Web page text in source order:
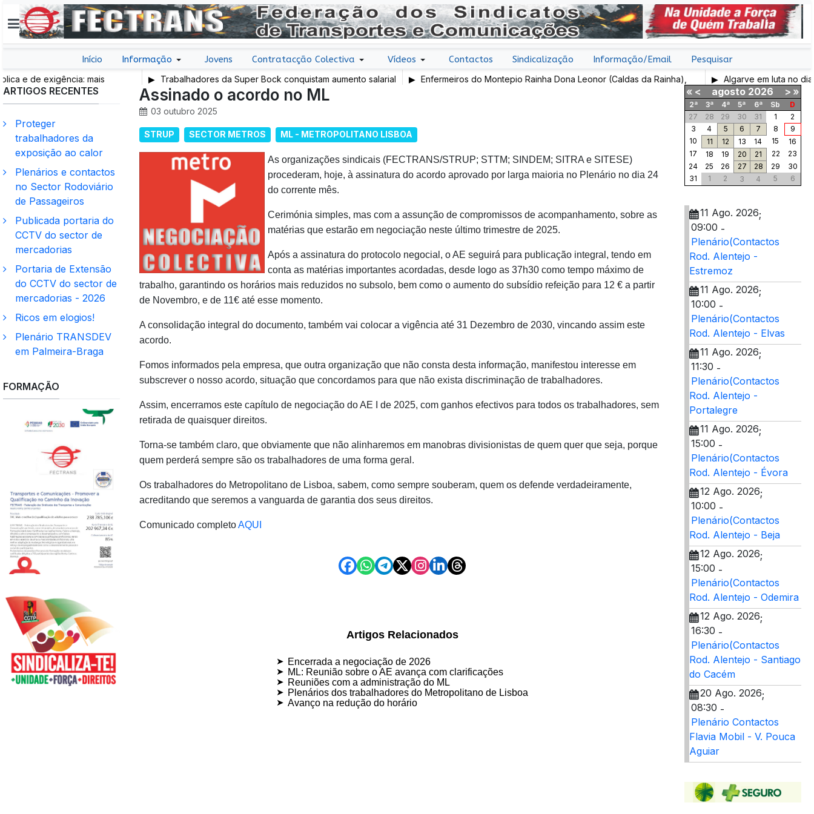
Início Informação Jovens Contratacção Colectiva Vídeos Contactos Sindicalização Informação/Email Pesquisar
e de exigência: mais
e mais SNS
Trabalhadores da Super Bock conquistam aumento salarial
Enfermeiros do Montepio Rainha Dona Leonor (Caldas da Rainha),
Algarve em luta no dia 7
Assinado o acordo no ML
03 outubro 2025
STRUP SECTOR METROS ML - METROPOLITANO LISBOA
As organizações sindicais (FECTRANS/STRUP; STTM; SINDEM; SITRA e SITESE)
procederam, hoje, à assinatura do acordo aprovado por larga maioria no Plenário no dia 24
do corrente mês.
Cerimónia simples, mas com a assunção de compromissos de acompanhamento, sobre as
matérias que estarão em negociação neste último trimestre de 2025.
Após a assinatura do protocolo negocial, o AE seguirá para publicação integral, tendo em
conta as matérias importantes acordadas, desde logo as 37h30 como tempo máximo de
trabalho, garantindo os horários mais reduzidos no subsolo, bem como o aumento do subsídio refeição para 12 € a partir
de Novembro, e de 11€ até esse momento.
A consolidação integral do documento, também vai colocar a vigência até 31 Dezembro de 2030, vincando assim este
acordo.
Fomos informados pela empresa, que outra organização que não consta desta informação, manifestou interesse em
subscrever o nosso acordo, situação que concordamos para que não exista discriminação de trabalhadores.
Assim, encerramos este capítulo de negociação do AE I de 2025, com ganhos efectivos para todos os trabalhadores, sem
retirada de quaisquer direitos.
Torna-se também claro, que obviamente que não alinharemos em manobras divisionistas de quem quer que seja, porque
quem perderá sempre são os trabalhadores de uma forma geral.
Os trabalhadores do Metropolitano de Lisboa, sabem, como sempre souberam, quem os defende verdadeiramente,
acreditando que seremos a vanguarda de garantia dos seus direitos.
Comunicado completoAQUI
Artigos Relacionados
Encerrada a negociação de 2026
ML: Reunião sobre o AE avança com clarificações
Reuniões com a administração do ML
Plenários dos trabalhadores do Metropolitano de Lisboa
Avanço na redução do horário
ARTIGOS RECENTES
Proteger
trabalhadores da
exposição ao calor
Plenários e contactos
no Sector Rodoviário
de Passageiros
Publicada portaria do
CCTV do sector de
mercadorias
Portaria de Extensão
do CCTV do sector de
mercadorias - 2026
Ricos em elogios!
Plenário TRANSDEV
em Palmeira-Braga
FORMAÇÃO
« < agosto 2026 > »
2ª 3ª 4ª 5ª 6ª Sb
D
27
28 29 30 31 1
2
3
4 5 6 7 8
9
10
11 12 13 14 15
16
17
18 19 20 21 22
23
24
25 26 27 28 29
30
31
1 2 3 4 5 6
11 Ago. 2026;
09:00 -
Plenário(Contactos
Rod. Alentejo -
Estremoz
11 Ago. 2026;
10:00 -
Plenário(Contactos
Rod. Alentejo - Elvas
11 Ago. 2026;
11:30 -
Plenário(Contactos
Rod. Alentejo -
Portalegre
11 Ago. 2026;
15:00 -
Plenário(Contactos
Rod. Alentejo - Évora
12 Ago. 2026;
10:00 -
Plenário(Contactos
Rod. Alentejo - Beja
12 Ago. 2026;
15:00 -
Plenário(Contactos
Rod. Alentejo - Odemira
12 Ago. 2026;
16:30 -
Plenário(Contactos
Rod. Alentejo - Santiago
do Cacém
20 Ago. 2026;
08:30 -
Plenário Contactos
Flavia Mobil - V. Pouca
Aguiar